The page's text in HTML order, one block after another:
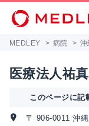
MEDLEY > 病院 > 沖
医療法人祐
このページに記
〒 906-0011 沖